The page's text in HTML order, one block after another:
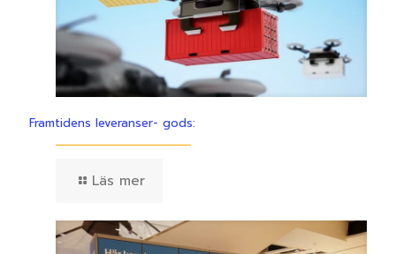
Framtidens leveranser- gods:
Läs mer